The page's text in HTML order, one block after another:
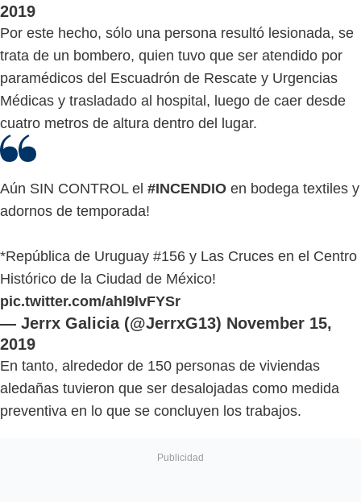
2019
Por este hecho, sólo una persona resultó lesionada, se
trata de un bombero, quien tuvo que ser atendido por
paramédicos del Escuadrón de Rescate y Urgencias
Médicas y trasladado al hospital, luego de caer desde
cuatro metros de altura dentro del lugar.
Aún SIN CONTROL el #INCENDIO en bodega textiles y
adornos de temporada!
*República de Uruguay #156 y Las Cruces en el Centro
Histórico de la Ciudad de México!
pic.twitter.com/ahl9lvFYSr
— Jerrx Galicia (@JerrxG13) November 15,
2019
En tanto, alrededor de 150 personas de viviendas
aledañas tuvieron que ser desalojadas como medida
preventiva en lo que se concluyen los trabajos.